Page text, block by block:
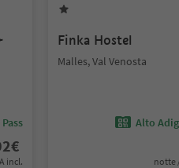
€
incl.
Finka Hostel
Malles, Val Venosta
Alto
notte